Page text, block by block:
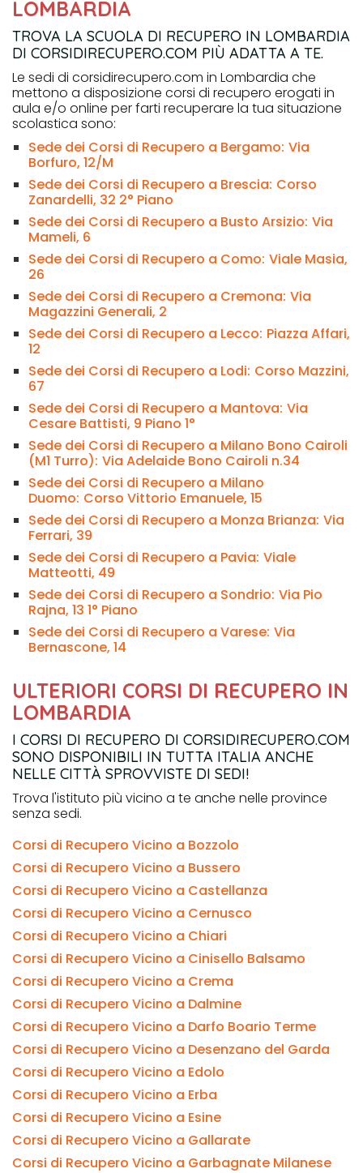
LOMBARDIA
TROVA LA SCUOLA DI RECUPERO IN LOMBARDIA
DI CORSIDIRECUPERO.COM PIÙ ADATTA A TE.
Le sedi di corsidirecupero.com in Lombardia che
mettono a disposizione corsi di recupero erogati in
aula e/o online per farti recuperare la tua situazione
scolastica sono:
Sede dei Corsi di Recupero a Bergamo: Via
Borfuro, 12/M
Sede dei Corsi di Recupero a Brescia: Corso
Zanardelli, 32 2° Piano
Sede dei Corsi di Recupero a Busto Arsizio: Via
Mameli, 6
Sede dei Corsi di Recupero a Como: Viale Masia,
26
Sede dei Corsi di Recupero a Cremona: Via
Magazzini Generali, 2
Sede dei Corsi di Recupero a Lecco: Piazza Affari,
12
Sede dei Corsi di Recupero a Lodi: Corso Mazzini,
67
Sede dei Corsi di Recupero a Mantova: Via
Cesare Battisti, 9 Piano 1°
Sede dei Corsi di Recupero a Milano Bono Cairoli
(M1 Turro): Via Adelaide Bono Cairoli n.34
Sede dei Corsi di Recupero a Milano
Duomo: Corso Vittorio Emanuele, 15
Sede dei Corsi di Recupero a Monza Brianza: Via
Ferrari, 39
Sede dei Corsi di Recupero a Pavia: Viale
Matteotti, 49
Sede dei Corsi di Recupero a Sondrio: Via Pio
Rajna, 13 1° Piano
Sede dei Corsi di Recupero a Varese: Via
Bernascone, 14
ULTERIORI CORSI DI RECUPERO IN
LOMBARDIA
I CORSI DI RECUPERO DI CORSIDIRECUPERO.COM
SONO DISPONIBILI IN TUTTA ITALIA ANCHE
NELLE CITTÀ SPROVVISTE DI SEDI!
Trova l'istituto più vicino a te anche nelle province
senza sedi.
Corsi di Recupero Vicino a Bozzolo
Corsi di Recupero Vicino a Bussero
Corsi di Recupero Vicino a Castellanza
Corsi di Recupero Vicino a Cernusco
Corsi di Recupero Vicino a Chiari
Corsi di Recupero Vicino a Cinisello Balsamo
Corsi di Recupero Vicino a Crema
Corsi di Recupero Vicino a Dalmine
Corsi di Recupero Vicino a Darfo Boario Terme
Corsi di Recupero Vicino a Desenzano del Garda
Corsi di Recupero Vicino a Edolo
Corsi di Recupero Vicino a Erba
Corsi di Recupero Vicino a Esine
Corsi di Recupero Vicino a Gallarate
Corsi di Recupero Vicino a Garbagnate Milanese